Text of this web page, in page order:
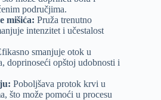
područjima.
mišića: Pruža trenutno
intenzitet i učestalost
smanjuje otok u
doprinoseći opštoj udobnosti i
Poboljšava protok krvi u
što može pomoći u procesu